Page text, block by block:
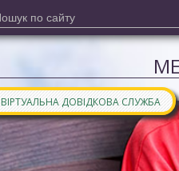
ВІРТУАЛЬНА ДОВІДКОВА СЛУЖБА